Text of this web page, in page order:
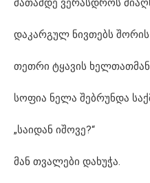
მათამდე ვერასდროს
დაკარგულ ნივთებს
თეთრი ტყავის
სოფია ნელა შებრუნდა
„საიდან იშოვე?“
მან თვალები დახუჭა.